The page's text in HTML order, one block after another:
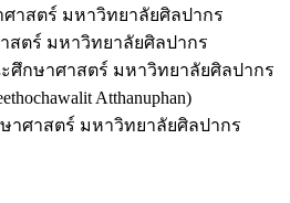
าสตร์ มหาวิทยาลัยศิลปากร
สตร์ มหาวิทยาลัยศิลปากร
ศึกษาศาสตร์ มหาวิทยาลัยศิลปากร
Atthanuphan)
าศาสตร์ มหาวิทยาลัยศิลปากร